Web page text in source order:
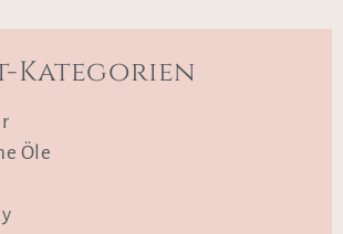
Kategorien
Öle